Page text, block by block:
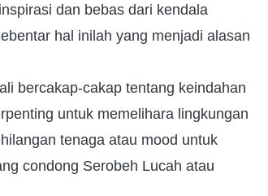
dan bebas dari kendala
hal inilah yang menjadi alasan
bercakap-cakap tentang keindahan
untuk memelihara lingkungan
tenaga atau mood untuk
condong Serobeh Lucah atau